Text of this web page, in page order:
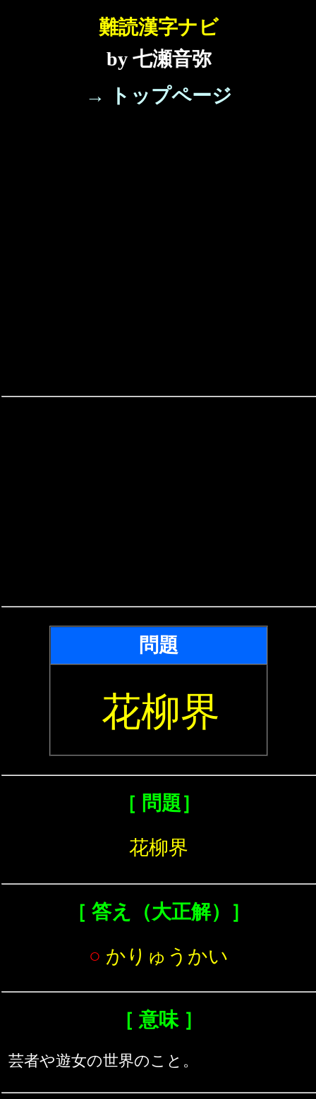
難読漢字ナビ
by 七瀬音弥
→ トップページ
問題
花柳界
［ 問題］
花柳界
［ 答え（大正解）］
○ かりゅうかい
［ 意味 ］
芸者や遊女の世界のこと。